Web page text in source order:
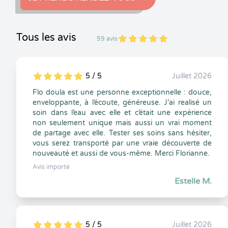
Tous les avis 59 avis 5
1
5
59
5
1
5
0 5 / 5
Juillet 2026
Flo doula est une personne exceptionnelle : douce,
enveloppante, à l’écoute, généreuse. J’ai realisé un
soin dans l’eau avec elle et c’était une expérience
non seulement unique mais aussi un vrai moment
de partage avec elle. Tester ses soins sans hésiter,
vous serez transporté par une vraie découverte de
nouveauté et aussi de vous-même. Merci Florianne.
Avis importé
Estelle M.
5 / 5 Juillet 2026